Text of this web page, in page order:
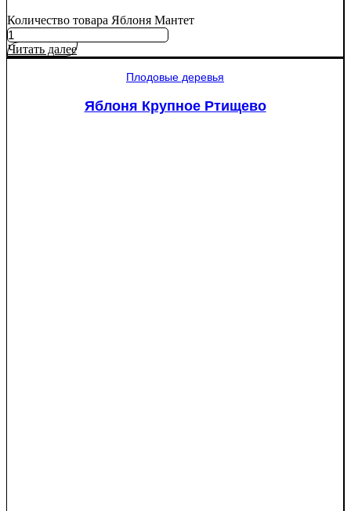
Количество товара Яблоня Мантет
Читать далее
Плодовые деревья
Яблоня Крупное Ртищево